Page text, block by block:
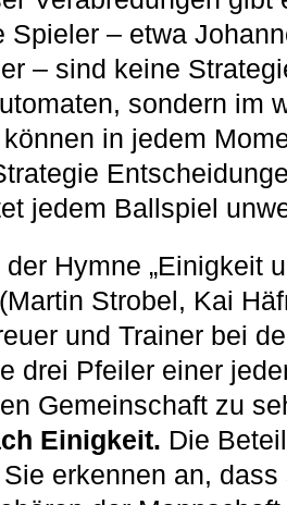
Spieler – etwa
– sind keine
sondern im
in jedem
jedem Ballspiel
Hymne „Einigkeit
Strobel, Kai
und Trainer bei
drei Pfeiler einer
Gemeinschaft zu
Einigkeit. Die
erkennen an,